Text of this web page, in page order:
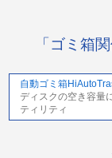
「ゴミ箱
自動ゴミ箱
ディスクの空き容量
ティリティ